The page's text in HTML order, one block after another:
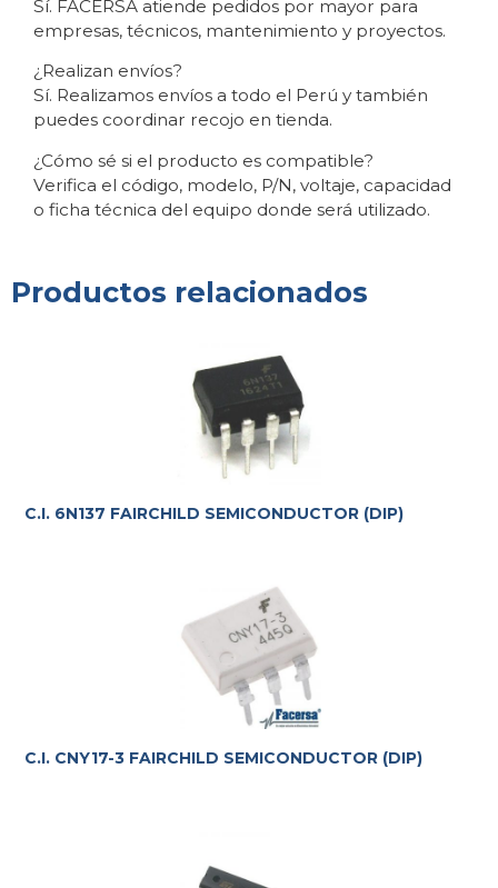
Sí. FACERSA atiende pedidos por mayor para
empresas, técnicos, mantenimiento y proyectos.
¿Realizan envíos?
Sí. Realizamos envíos a todo el Perú y también
puedes coordinar recojo en tienda.
¿Cómo sé si el producto es compatible?
Verifica el código, modelo, P/N, voltaje, capacidad
o ficha técnica del equipo donde será utilizado.
Productos relacionados
C.I. 6N137 FAIRCHILD SEMICONDUCTOR (DIP)
C.I. CNY17-3 FAIRCHILD SEMICONDUCTOR (DIP)